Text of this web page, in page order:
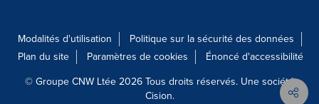
Modalités d'utilisation
Politique sur la sécurité des données
Plan du site
Paramètres de cookies
Énoncé d'accessibilité
© Groupe CNW Ltée 2026 Tous droits réservés. Une société
Cision.